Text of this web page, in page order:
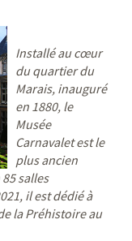
Installé au cœur
du quartier du
Marais, inauguré
en 1880, le
Musée
Carnavalet est le
plus ancien
salles
il est dédié à
la Préhistoire au